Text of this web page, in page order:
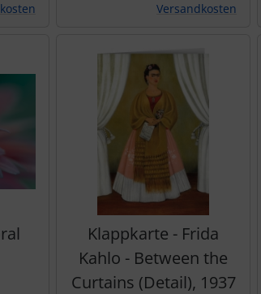
Versandkosten
Klappkarte - Frida
Kahlo - Between the
Curtains (Detail), 1937